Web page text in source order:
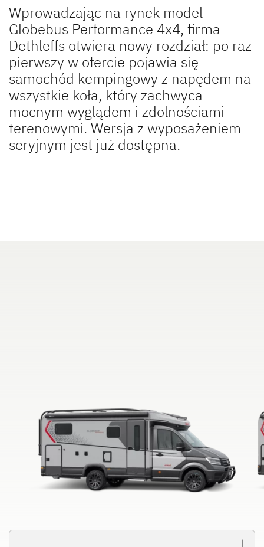
GLOBEBUS GO
ACTIVE
Półintegra
GLOBEBUS
PERFORMANCE 4X4
Częściowo zintegrowany
NOWOŚĆ
GLOBEBUS
PERFORMANCE
JUST CAMP ACTIVE
Półintegra
Wprowadzając na rynek model
Globebus Performance 4x4, firma
Dethleffs otwiera nowy rozdział: po raz
pierwszy w ofercie pojawia się
samochód kempingowy z napędem na
wszystkie koła, który zachwyca
mocnym wyglądem i zdolnościami
terenowymi. Wersja z wyposażeniem
seryjnym jest już dostępna.